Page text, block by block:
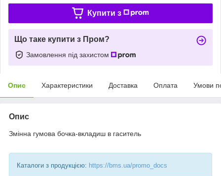
Купити з
Що таке купити з Пром?
Замовлення під захистом
Опис Характеристики Доставка Оплата Умови
Опис
Змінна гумова бочка-вкладиш в гаситель
Каталоги з продукцією: https://bms.ua/promo_docs